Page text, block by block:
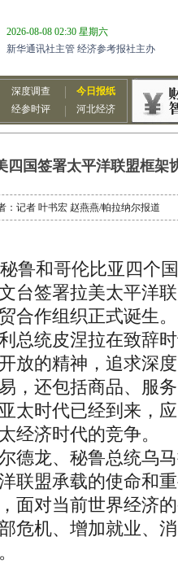
四国签署太平洋联盟框架
记者 叶书宏 赵燕燕/帕拉纳尔报道
鲁和哥伦比亚四个
台签署拉美太平洋
合作组织正式诞生。
统皮涅拉在致辞时
放的精神，追求深
，还包括商品、服
太时代已经到来，
经济时代的竞争。
龙、秘鲁总统乌马
联盟承载的使命和
面对当前世界经济
危机、增加就业、